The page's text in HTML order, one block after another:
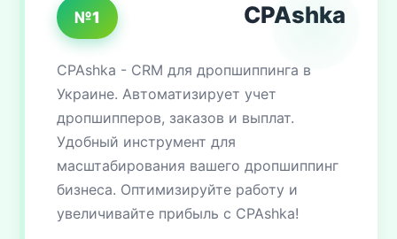
№1 CPAshka
CPAshka - CRM для дропшиппинга в
Украине. Автоматизирует учет
дропшипперов, заказов и выплат.
Удобный инструмент для
масштабирования вашего дропшиппинг
бизнеса. Оптимизируйте работу и
увеличивайте прибыль с CPAshka!